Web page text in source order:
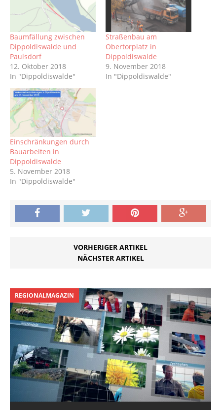
Baumfällung zwischen
Dippoldiswalde und
Paulsdorf
12. Oktober 2018
In "Dippoldiswalde"
Straßenbau am
Obertorplatz in
Dippoldiswalde
9. November 2018
In "Dippoldiswalde"
Einschränkungen durch
Bauarbeiten in
Dippoldiswalde
5. November 2018
In "Dippoldiswalde"
VORHERIGER ARTIKEL
NÄCHSTER ARTIKEL
REGIONALMAGAZIN